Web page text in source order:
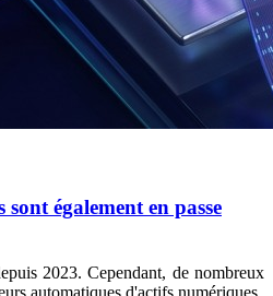
également en passe
2023. Cependant, de nombreux